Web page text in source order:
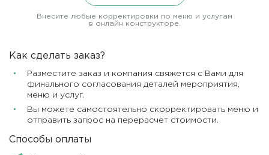
Внесите любые корректировки по меню и услугам
в онлайн конструкторе.
Как сделать заказ?
Разместите заказ и компания свяжется с Вами для
финального согласования деталей мероприятия,
меню и услуг.
Вы можете самостоятельно скорректировать меню и
отправить запрос на перерасчет стоимости.
Способы оплаты